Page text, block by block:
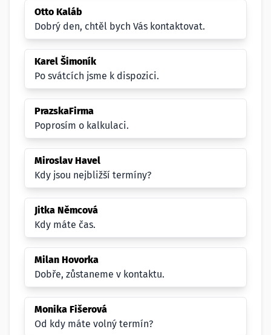
Otto Kaláb
Dobrý den, chtěl bych Vás kontaktovat.
Karel Šimoník
Po svátcích jsme k dispozici.
PrazskaFirma
Poprosím o kalkulaci.
Miroslav Havel
Kdy jsou nejbližší termíny?
Jitka Němcová
Kdy máte čas.
Milan Hovorka
Dobře, zůstaneme v kontaktu.
Monika Fišerová
Od kdy máte volný termín?